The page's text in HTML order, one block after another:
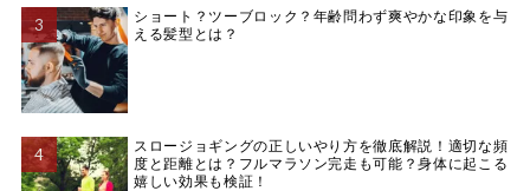
ショート？ツーブロック？年齢問わず爽やかな印象を与
える髪型とは？
スロージョギングの正しいやり方を徹底解説！適切な頻
度と距離とは？フルマラソン完走も可能？身体に起こる
嬉しい効果も検証！